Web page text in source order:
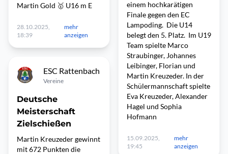
Martin Gold 🥇 U16 m E
28.10.2025,
18:39
mehr
anzeigen
ESC Rattenbach
Vereine
Deutsche
Meisterschaft
Zielschießen
Martin Kreuzeder gewinnt
mit 672 Punkten die
einem hochkarätigen
Finale gegen den EC
Lampoding. Die U14
belegt den 5. Platz. Im U19
Team spielte Marco
Straubinger, Johannes
Leibinger, Florian und
Martin Kreuzeder. In der
Schülermannschaft spielte
Eva Kreuzeder, Alexander
Hagel und Sophia
Hofmann
15.09.2025,
19:45
mehr
anzeigen